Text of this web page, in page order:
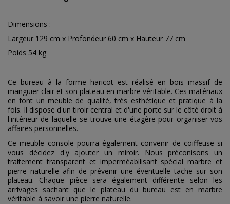
Dimensions :
Largeur 129 cm x Profondeur 60 cm x Hauteur 77 cm
Poids 54 kg
Ce bureau à la forme haricot est réalisé en bois massif de
manguier clair et son plateau en marbre véritable. Ces matériaux
en font un meuble de qualité, très esthétique et pratique à la
fois. Il dispose d'un tiroir central et d'une porte sur le côté droit à
l'intérieur de laquelle se trouve une étagère pour organiser vos
affaires personnelles.
Ce meuble console pourra également convenir de coiffeuse si
vous décidez d'y ajouter un miroir. Nous préconisons un
traitement transparent et imperméabilisant spécial marbre et
pierre naturelle afin de prévenir une éventuelle tache sur son
plateau. Chaque pièce sera également différente selon les
arrivages sachant que le plateau du bureau est en marbre
véritable à savoir une pierre naturelle.